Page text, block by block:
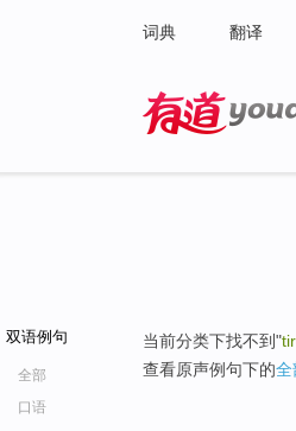
词典 翻译
双语例句
全部
口语
当前分类下找不到"
查看原声例句下的全